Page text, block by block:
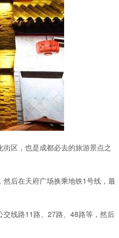
区，也是成都必去的旅游景点之
后在天府广场换乘地铁1号线，最
线路11路、27路、48路等，然后